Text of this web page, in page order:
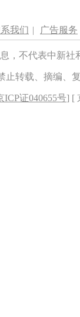
我们 | 广告服务
，不代表中新
止转载、摘编、
ICP证040655号] [